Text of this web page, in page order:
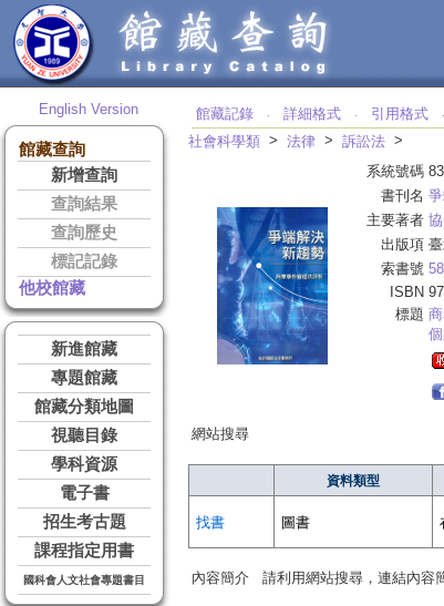
English Version
館藏查詢
新增查詢
查詢結果
查詢歷史
標記記錄
他校館藏
新進館藏
專題館藏
館藏分類地圖
視聽目錄
學科資源
電子書
招生考古題
課程指定用書
國科會人文社會專題書目
館藏記錄 ‧ 詳細格式 ‧ 引用格式 ‧
社會科學類 > 法律 > 訴訟法 >
系統號碼
書刊名
主要著者
出版項
索書號
ISBN
標題
網站搜尋
資料類型
找書 圖書
內容簡介 請利用網站搜尋，連結內容